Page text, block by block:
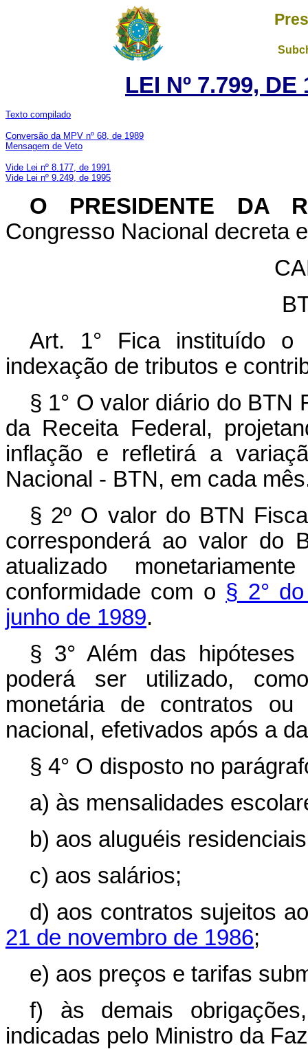
LEI Nº 7.799,
Texto compilado
Conversão da MPV nº 68, de 1989
Mensagem de Veto
Vide Lei nº 8.177, de 1991
Vide Lei nº 9.249, de 1995
O PRESIDENTE DA
Congresso Nacional decreta
Art. 1° Fica instituído o
indexação de tributos e
§ 1° O valor diário do BTN
da Receita Federal,
inflação e refletirá a
Nacional - BTN, em cada
§ 2º O valor do BTN
corresponderá ao valor do
atualizado
conformidade com o § 2°
junho de 1989.
§ 3° Além das
poderá ser utilizado,
monetária de contratos ou
nacional, efetivados após a
§ 4° O disposto no
a) às mensalidades
b) aos aluguéis
c) aos salários;
d) aos contratos sujeitos
21 de novembro de 1986;
e) aos preços e tarifas
f) às demais
indicadas pelo Ministro da